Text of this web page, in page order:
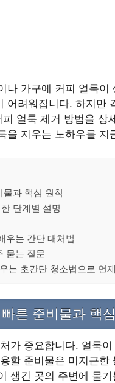
나 가구에 커피 얼룩
어려워집니다. 하지만
얼룩 제거 방법을 상
을 지우는 노하우를 지
과 핵심 원칙
단계별 설명
우는 간단 대처법
묻는 질문
는 초간단 청소법으로 언
른 준비물과 핵
가 중요합니다. 얼룩
할 준비물은 미지근
생긴 곳의 주변에 물